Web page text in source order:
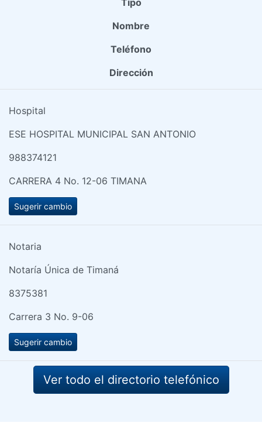
Nombre
Teléfono
Dirección
Hospital
ESE HOSPITAL MUNICIPAL SAN ANTONIO
988374121
CARRERA 4 No. 12-06 TIMANA
Sugerir cambio
Notaria
Notaría Única de Timaná
8375381
Carrera 3 No. 9-06
Sugerir cambio
Ver todo el directorio telefónico